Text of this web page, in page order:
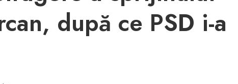
după ce PSD i-a